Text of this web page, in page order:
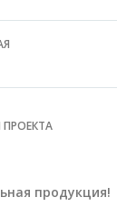
ПРОЕКТА
продукция!